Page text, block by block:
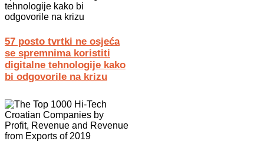
57 posto tvrtki ne osjeća
se spremnima koristiti
digitalne tehnologije kako
bi odgovorile na krizu